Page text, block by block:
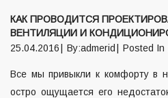
КАК ПРОВОДИТСЯ
ВЕНТИЛЯЦИИ И
25.04.2016
By:admerid Posted In
Все мы привыкли к комфорту в
остро ощущается его